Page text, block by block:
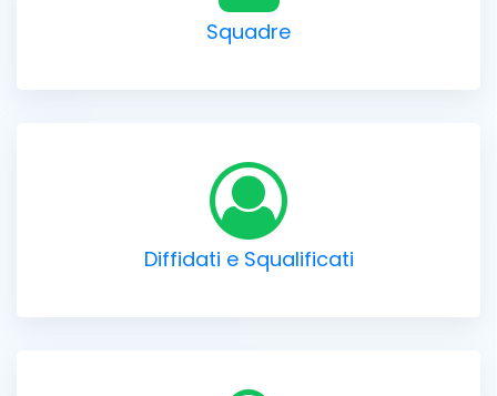
Squadre
Diffidati e Squalificati